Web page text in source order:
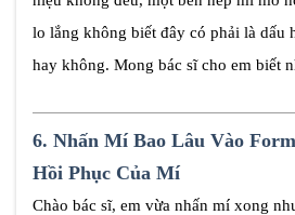
lo lắng không biết đây có phải là dấu
hay không. Mong bác sĩ cho em biết
6. Nhấn Mí Bao Lâu Vào
Hồi Phục Của Mí
Chào bác sĩ, em vừa nhấn mí xong